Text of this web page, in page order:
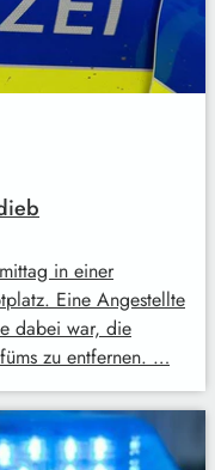
in einer
Eine Angestellte
dabei war, die
zu entfernen. …